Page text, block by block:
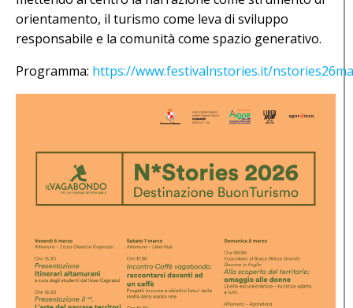
orientamento, il turismo come leva di sviluppo
responsabile e la comunità come spazio generativo.
Programma: https://www.festivalnstories.it/